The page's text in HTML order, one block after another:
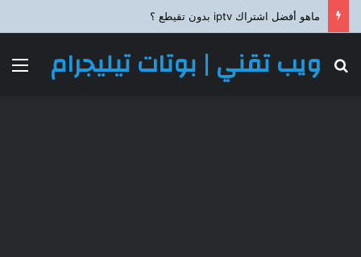
ماهو أفضل اشتراك iptv بدون تقيطع ؟
ويب تقني | بوتات تيليجرام
بحث عن